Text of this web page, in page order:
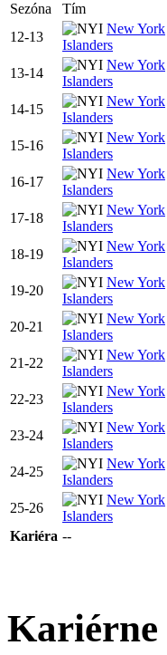
Sezóna Tím
12-13
New York
Islanders
13-14
New York
Islanders
14-15
New York
Islanders
15-16
New York
Islanders
16-17
New York
Islanders
17-18
New York
Islanders
18-19
New York
Islanders
19-20
New York
Islanders
20-21
New York
Islanders
21-22
New York
Islanders
22-23
New York
Islanders
23-24
New York
Islanders
24-25
New York
Islanders
25-26
New York
Islanders
Kariéra --